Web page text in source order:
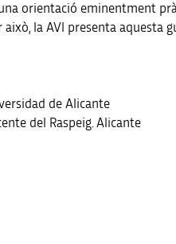
orientació eminentment
la AVI presenta aquesta
de Alicante
del Raspeig. Alicante